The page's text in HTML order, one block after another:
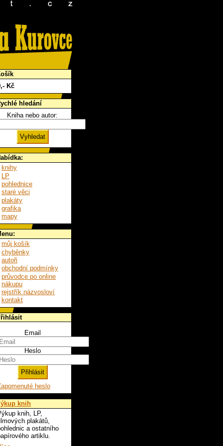
,- Kč
hledání
Kniha nebo autor:
knihy
LP
pohlednice
staré věci
plakáty
grafika
mapy
můj košík
chyběnky
autoři
obchodní podmínky
průvodce po online
nákupu
rejstřík názvosloví
kontakt
Email
Heslo
heslo
knih
knih, LP,
plakátů,
a ostatního
artiklu.